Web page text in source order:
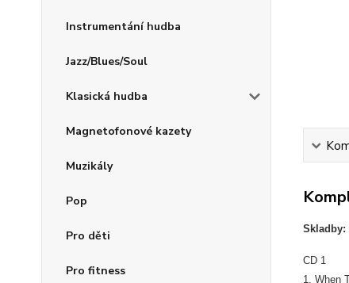
Instrumentání hudba
Jazz/Blues/Soul
Klasická hudba
Magnetofonové kazety
Muzikály
Pop
Pro děti
Pro fitness
Skladby:
CD 1
1. When